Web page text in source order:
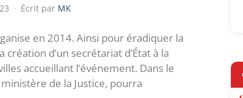
· Écrit par MK
en 2014. Ainsi pour éradiquer la
d’un secrétariat d’État à la
accueillant l’événement. Dans le
de la Justice, pourra